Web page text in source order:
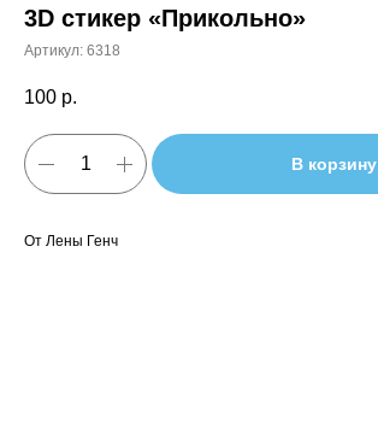
3D стикер «Прикольно»
Артикул: 6318
100 р.
В корзину
От Лены Генч